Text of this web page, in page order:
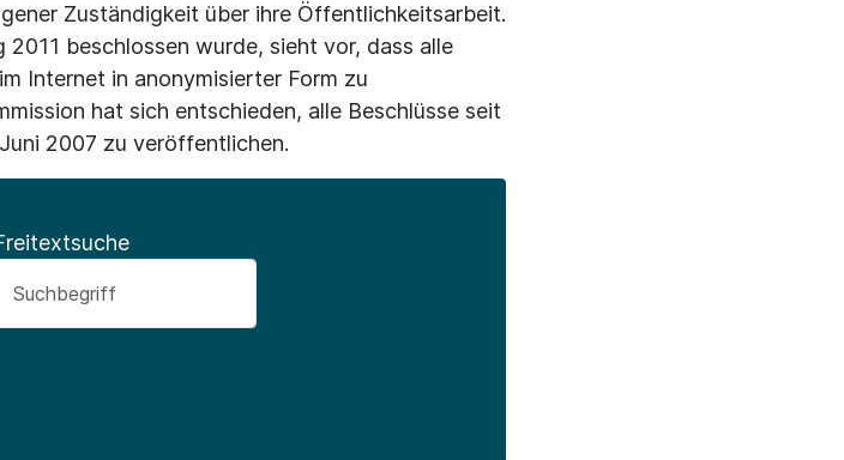
Zuständigkeit über ihre Öffentlichkeitsarbeit.
beschlossen wurde, sieht vor, dass alle
Internet in anonymisierter Form zu
hat sich entschieden, alle Beschlüsse seit
2007 zu veröffentlichen.